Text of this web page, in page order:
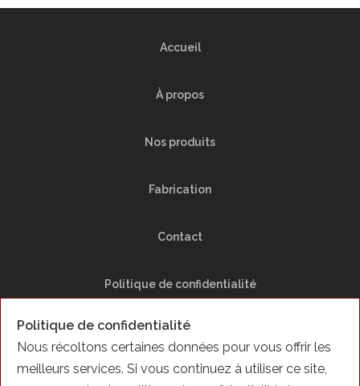
Accueil
À propos
Nos produits
Fabrication
Contact
Politique de confidentialité
Plan du Site
Politique de confidentialité
Nous récoltons certaines données pour vous offrir les
meilleurs services. Si vous continuez à utiliser ce site,